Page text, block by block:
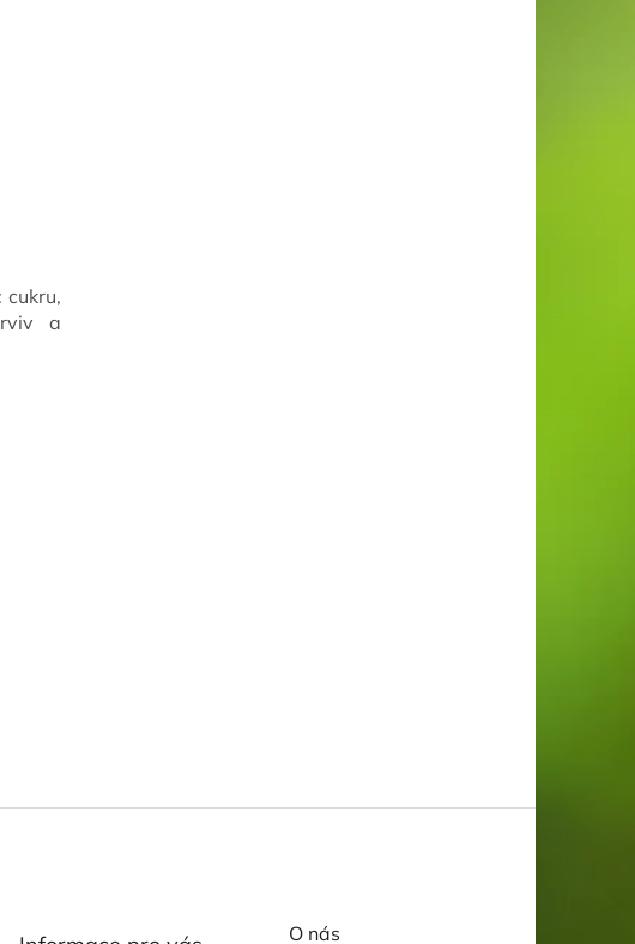
a
O nás